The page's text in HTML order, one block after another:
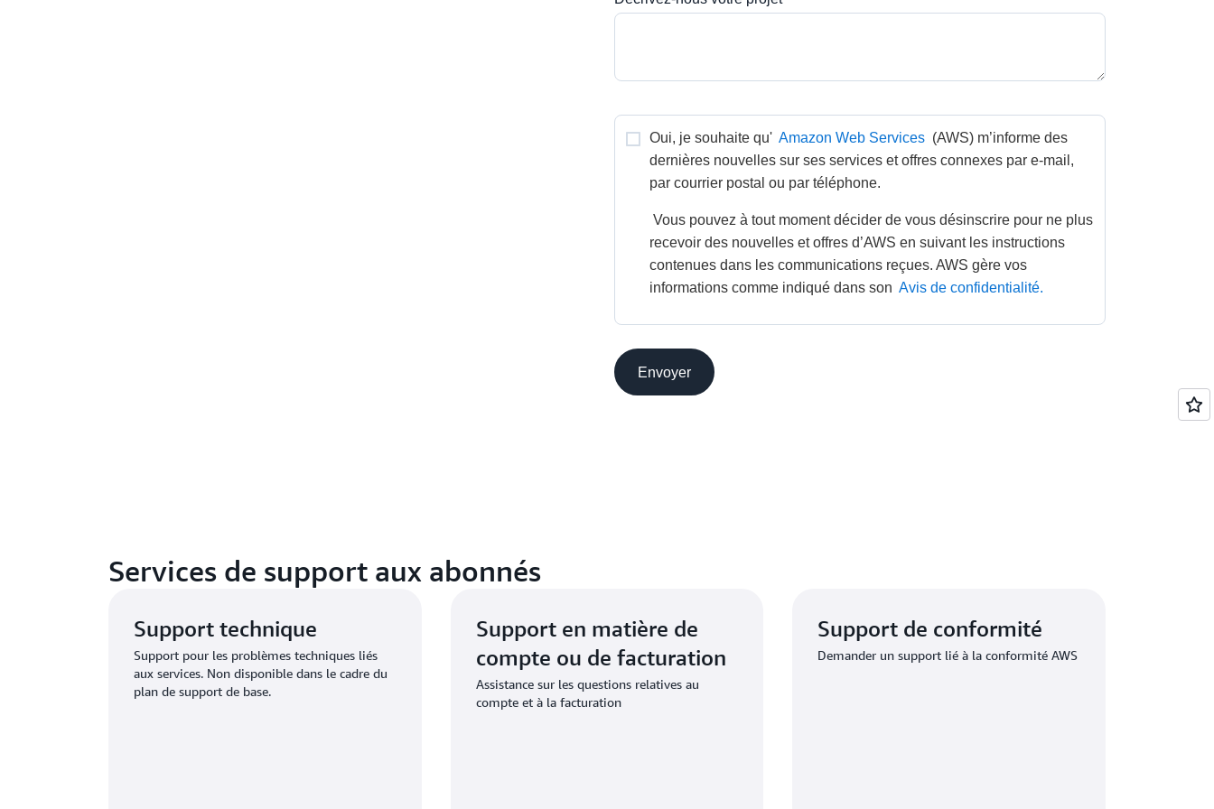
Oui, je souhaite qu' Amazon Web Services (AWS) m’informe des
dernières nouvelles sur ses services et offres connexes par e-mail,
par courrier postal ou par téléphone.
recevoir des nouvelles et offres d’AWS en suivant les instructions
contenues dans les communications reçues. AWS gère vos
informations comme indiqué dans son Avis de confidentialité.
Envoyer
Services de support aux abonnés
Support technique
Support pour les problèmes techniques liés
aux services. Non disponible dans le cadre du
plan de support de base.
Support en matière de
compte ou de facturation
Assistance sur les questions relatives au
compte et à la facturation
Support de conformité
Demander un support lié à la conformité AWS